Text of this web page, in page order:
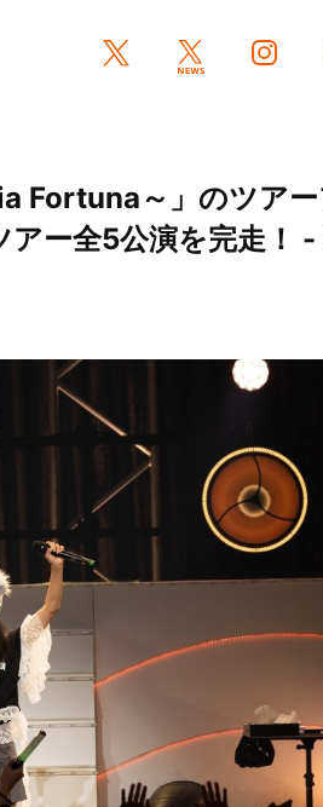
Fortuna～」のツアー
アー全5公演を完走！ -